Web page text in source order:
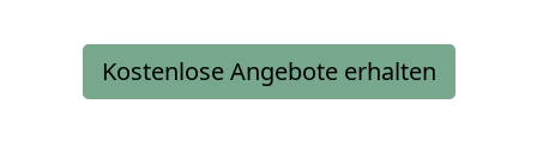
Kostenlose Angebote erhalten